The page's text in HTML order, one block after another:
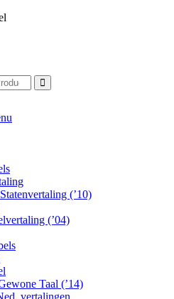
(’10)
(’04)
Taal (’14)
vertalingen